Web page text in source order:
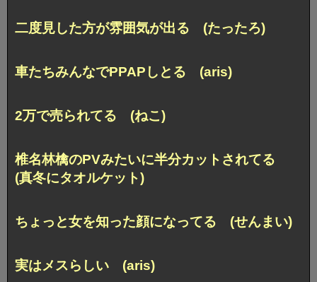
二度見した方が雰囲気が出る (たったろ)
車たちみんなでPPAPしとる (aris)
2万で売られてる (ねこ)
椎名林檎のPVみたいに半分カットされてる
(真冬にタオルケット)
ちょっと女を知った顔になってる (せんまい)
実はメスらしい (aris)